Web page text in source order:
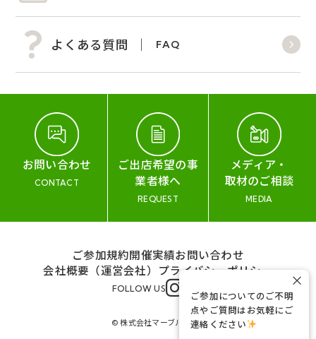
よくある質問 FAQ
お問い合わせ
CONTACT
ご出店希望の事
業者様へ
REQUEST
メディア・
取材のご相談
MEDIA
ご参加規約開催実績お問い合わせ
会社概要（運営会社） プライバシーポリシー
FOLLOW US
© 株式会社マーブル&コー
ご参加についてのご不明
点やご質問はお気軽にご
連絡ください
×